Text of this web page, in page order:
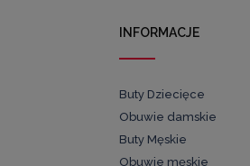
INFORMACJE
Buty Dziecięce
Obuwie damskie
Buty Męskie
Obuwie męskie